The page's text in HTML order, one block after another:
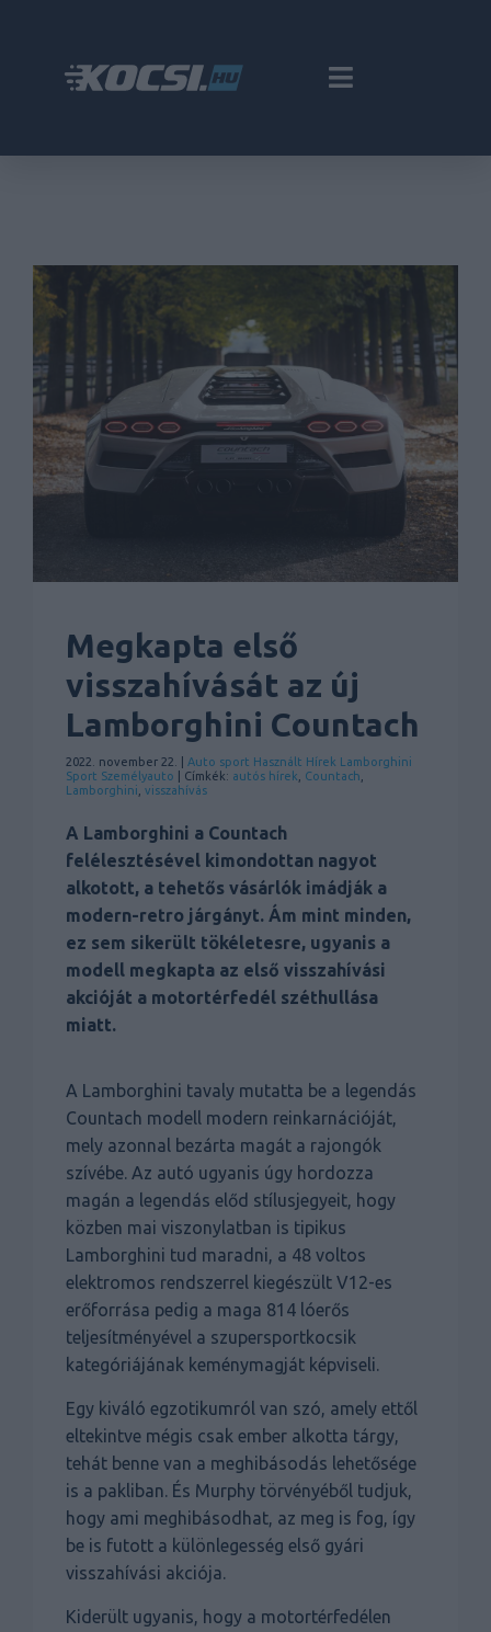
Megkapta első
visszahívását az új
Lamborghini Countach
2022. november 22. | Auto sport Használt Hírek Lamborghini
Sport Személyauto | Címkék: autós hírek Countach
Lamborghini visszahívás
A Lamborghini a Countach
felélesztésével kimondottan nagyot
alkotott, a tehetős vásárlók imádják a
modern-retro járgányt. Ám mint minden,
ez sem sikerült tökéletesre, ugyanis a
modell megkapta az első visszahívási
akcióját a motortérfedél széthullása
miatt.
A Lamborghini tavaly mutatta be a legendás
Countach modell modern reinkarnációját,
mely azonnal bezárta magát a rajongók
szívébe. Az autó ugyanis úgy hordozza
magán a legendás előd stílusjegyeit, hogy
közben mai viszonylatban is tipikus
Lamborghini tud maradni, a 48 voltos
elektromos rendszerrel kiegészült V12-es
erőforrása pedig a maga 814 lóerős
teljesítményével a szupersportkocsik
kategóriájának keménymagját képviseli.
Egy kiváló egzotikumról van szó, amely ettől
eltekintve mégis csak ember alkotta tárgy,
tehát benne van a meghibásodás lehetősége
is a pakliban. És Murphy törvényéből tudjuk,
hogy ami meghibásodhat, az meg is fog, így
be is futott a különlegesség első gyári
visszahívási akciója.
Kiderült ugyanis, hogy a motortérfedélen